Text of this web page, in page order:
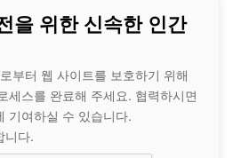
을 위한 신속한 인간
부터 웹 사이트를 보호하기 위해
세스를 완료해 주세요. 협력하시면
기여하실 수 있습니다.
니다.